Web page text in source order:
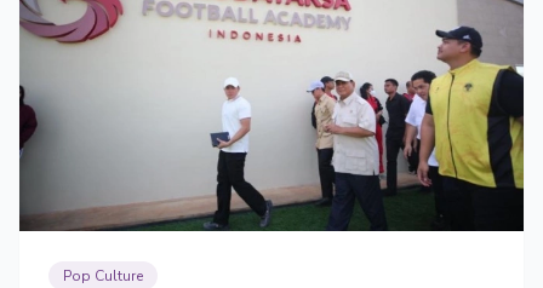
Pop Culture